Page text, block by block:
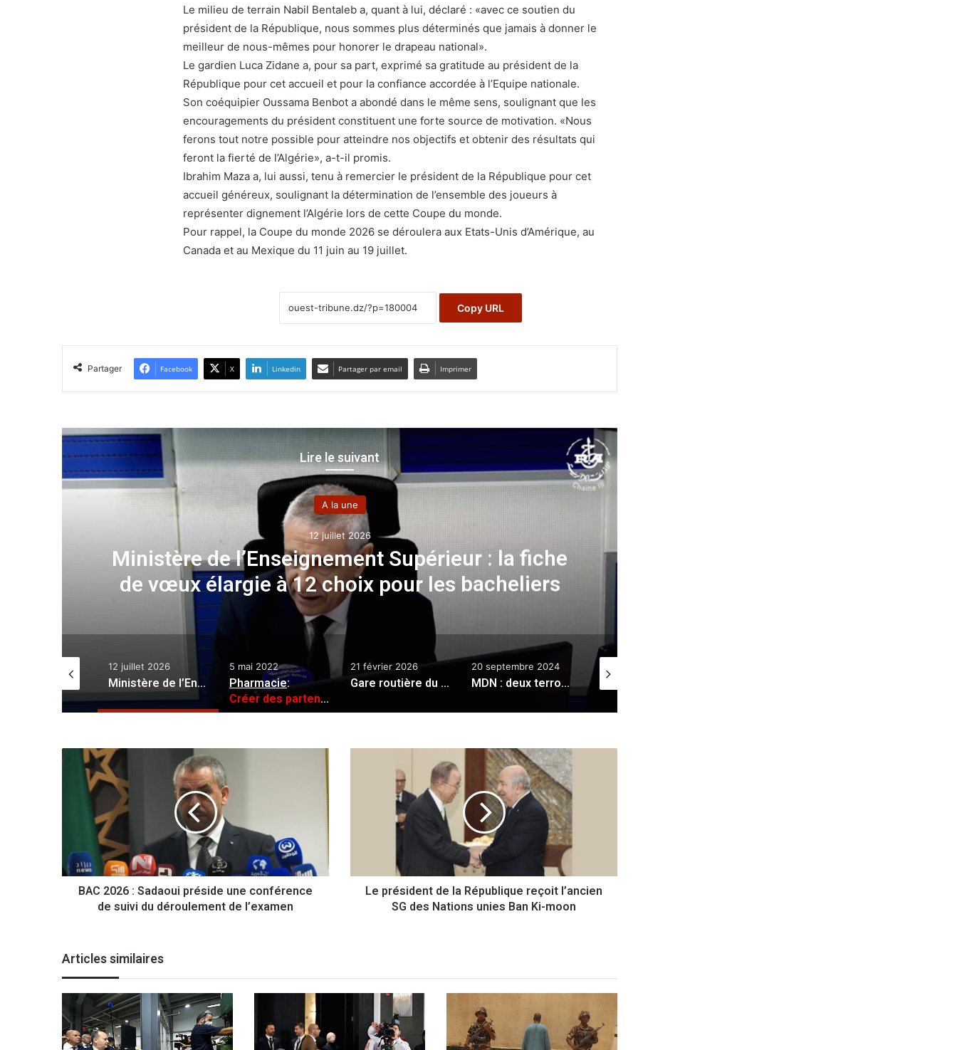
Le milieu de terrain Nabil Bentaleb a, quant à lui, déclaré : «avec ce soutien du
président de la République, nous sommes plus déterminés que jamais à donner le
meilleur de nous-mêmes pour honorer le drapeau national».
Le gardien Luca Zidane a, pour sa part, exprimé sa gratitude au président de la
République pour cet accueil et pour la confiance accordée à l’Equipe nationale.
Son coéquipier Oussama Benbot a abondé dans le même sens, soulignant que les
encouragements du président constituent une forte source de motivation. «Nous
ferons tout notre possible pour atteindre nos objectifs et obtenir des résultats qui
feront la fierté de l’Algérie», a-t-il promis.
Ibrahim Maza a, lui aussi, tenu à remercier le président de la République pour cet
accueil généreux, soulignant la détermination de l’ensemble des joueurs à
représenter dignement l’Algérie lors de cette Coupe du monde.
Pour rappel, la Coupe du monde 2026 se déroulera aux Etats-Unis d’Amérique, au
Canada et au Mexique du 11 juin au 19 juillet.
Copy URL
Partager Facebook X Linkedin Partager par email Imprimer
Lire le suivant
A la une
5 mai 2022
Pharmacie:
Créer des partenariats entre les laboratoires
pharmaceutiques et l’université
5 mai 2022
Pharmacie:
Créer des partenariats entre les laboratoires pharmaceutiques et l’université
21 février 2026
Gare routière du Caroubier à Alger : le CRA ouvre le plus grand restaurant d’iftar
20 septembre 2024 31 août 2025
Moteur à Hydrogène : l’Algérie passe de la théorie à la pratique
S
i
p
r
é
s
i
BAC 2026 : Sadaoui préside une conférence
de suivi du déroulement de l’examen
e
R
é
u
Le président de la République reçoit l’ancien
SG des Nations unies Ban Ki-moon
Articles similaires